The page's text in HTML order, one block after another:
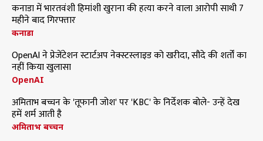
कनाडा में भारतवंशी हिमांशी खुराना की हत्या करने वाला आरोपी साथी 7
महीने बाद गिरफ्तार
कनाडा
OpenAI ने प्रेजेंटेशन स्टार्टअप नेक्स्टस्लाइड को खरीदा, सौदे की शर्तों का
नहीं किया खुलासा
OpenAI
अमिताभ बच्चन के 'तूफानी जोश' पर 'KBC' के निर्देशक बोले- उन्हें देख
हमें शर्म आती है
अमिताभ बच्चन